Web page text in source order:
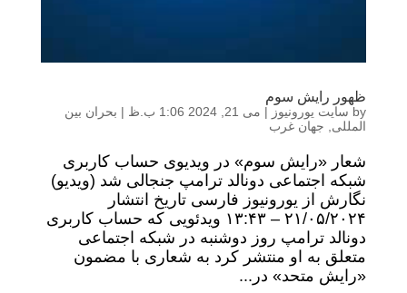
ظهور رایش سوم
by سایت یورونیوز | می 21, 2024 1:06 ب.ظ | بحران بین
المللی, جهان غرب
شعار «رایش سوم» در ویدیوی حساب کاربری
شبکه اجتماعی دونالد ترامپ جنجالی شد (ویدیو)
نگارش از یورونیوز فارسی تاریخ انتشار
۲۱/۰۵/۲۰۲۴ – ۱۳:۴۳ ویدئویی که حساب کاربری
دونالد ترامپ روز دوشنبه در شبکه اجتماعی
متعلق به او منتشر کرد به شعاری با مضمون
«رایش متحد» در...